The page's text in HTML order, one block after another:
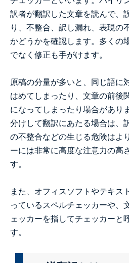
訳者が翻訳した文章を読んで、
り、不整合、訳し漏れ、表現の
かどうかを確認します。多くの
でなく修正も手がけます。
原稿の分量が多いと、同じ語に
はめてしまったり、文章の前後
になってしまったり場合があり
分けして翻訳にあたる場合は、
の不整合などの生じる危険はよ
ーには非常に高度な注意力の高
す。
また、オフィスソフトやテキス
っているスペルチェッカーや、
ェッカーを指してチェッカーと
す。